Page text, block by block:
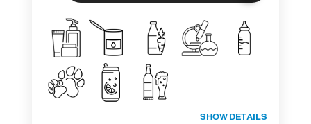
SHOW DETAILS